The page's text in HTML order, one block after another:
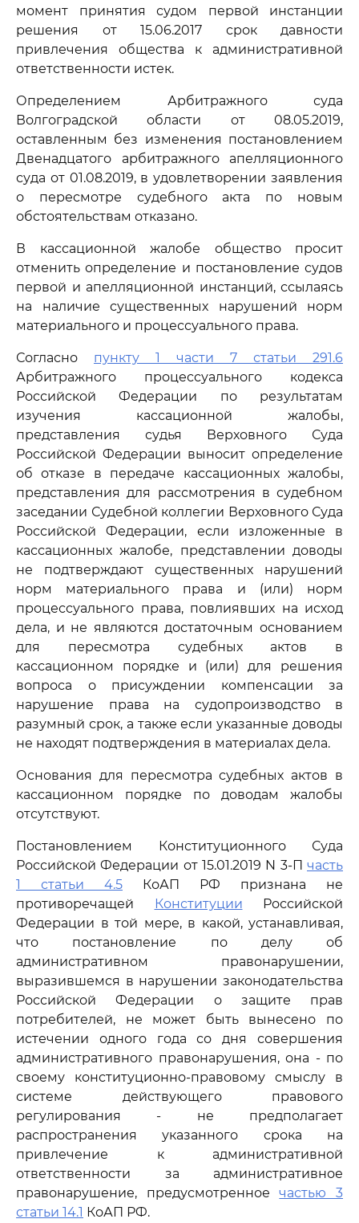
момент принятия судом первой инстанции
решения от 15.06.2017 срок давности
привлечения общества к административной
ответственности истек.
Определением Арбитражного суда
Волгоградской области от 08.05.2019,
оставленным без изменения постановлением
Двенадцатого арбитражного апелляционного
суда от 01.08.2019, в удовлетворении заявления
о пересмотре судебного акта по новым
обстоятельствам отказано.
В кассационной жалобе общество просит
отменить определение и постановление судов
первой и апелляционной инстанций, ссылаясь
на наличие существенных нарушений норм
материального и процессуального права.
Согласно пункту 1 части 7 статьи 291.6
Арбитражного процессуального кодекса
Российской Федерации по результатам
изучения кассационной жалобы,
представления судья Верховного Суда
Российской Федерации выносит определение
об отказе в передаче кассационных жалобы,
представления для рассмотрения в судебном
заседании Судебной коллегии Верховного Суда
Российской Федерации, если изложенные в
кассационных жалобе, представлении доводы
не подтверждают существенных нарушений
норм материального права и (или) норм
процессуального права, повлиявших на исход
дела, и не являются достаточным основанием
для пересмотра судебных актов в
кассационном порядке и (или) для решения
вопроса о присуждении компенсации за
нарушение права на судопроизводство в
разумный срок, а также если указанные доводы
не находят подтверждения в материалах дела.
Основания для пересмотра судебных актов в
кассационном порядке по доводам жалобы
отсутствуют.
Постановлением Конституционного Суда
Российской Федерации от 15.01.2019 N 3-П часть
1 статьи 4.5 КоАП РФ признана не
противоречащей
Конституции Российской
Федерации в той мере, в какой, устанавливая,
что постановление по делу об
административном правонарушении,
выразившемся в нарушении законодательства
Российской Федерации о защите прав
потребителей, не может быть вынесено по
истечении одного года со дня совершения
административного правонарушения, она - по
своему конституционно-правовому смыслу в
системе действующего правового
регулирования - не предполагает
распространения указанного срока на
привлечение к административной
ответственности за административное
правонарушение, предусмотренноечастью 3
статьи 14.1 КоАП РФ.